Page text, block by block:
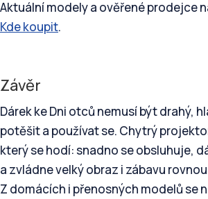
Aktuální modely a ověřené prodejce
Kde koupit.
Závěr
Dárek ke Dni otců nemusí být drahý,
potěšit a používat se. Chytrý
který se hodí: snadno se obsluhuje,
a zvládne velký obraz i zábavu
Z domácích i přenosných modelů se